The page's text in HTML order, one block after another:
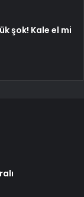
şok! Kale el mi